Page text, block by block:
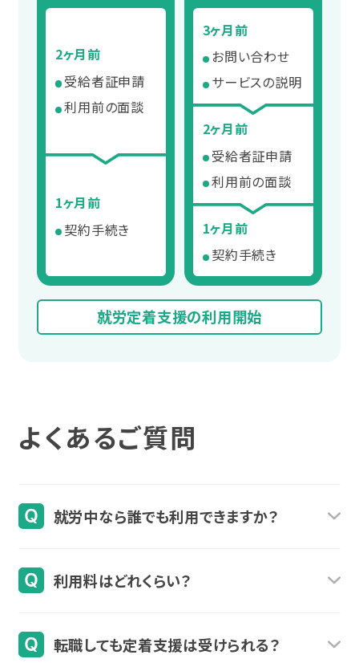
2ヶ月前
受給者証申請
利用前の面談
1ヶ月前
契約手続き
3ヶ月前
お問い合わせ
サービスの説明
2ヶ月前
受給者証申請
利用前の面談
1ヶ月前
契約手続き
就労定着支援の利用開始
よくあるご質問
就労中なら誰でも利用できますか？
介護を利用し一般就労後6ヶ月を経過された方か
ビスです。障害者手帳をお持ちでない場合でも、福
利用料はどれくらい？
料の有無や金額は変動するため、詳しくはお住ま
転職しても定着支援は受けられる？